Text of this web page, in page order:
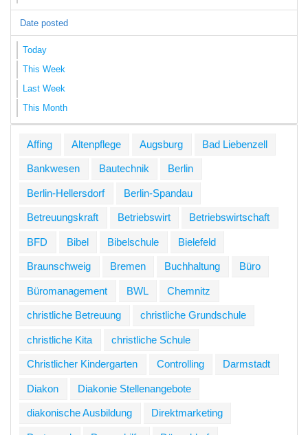
Date posted
Today
This Week
Last Week
This Month
Affing Altenpflege Augsburg Bad Liebenzell
Bankwesen Bautechnik Berlin
Berlin-Hellersdorf Berlin-Spandau
Betreuungskraft Betriebswirt Betriebswirtschaft
BFD Bibel Bibelschule Bielefeld
Braunschweig Bremen Buchhaltung Büro
Büromanagement BWL Chemnitz
christliche Betreuung christliche Grundschule
christliche Kita christliche Schule
Christlicher Kindergarten Controlling Darmstadt
Diakon Diakonie Stellenangebote
diakonische Ausbildung Direktmarketing